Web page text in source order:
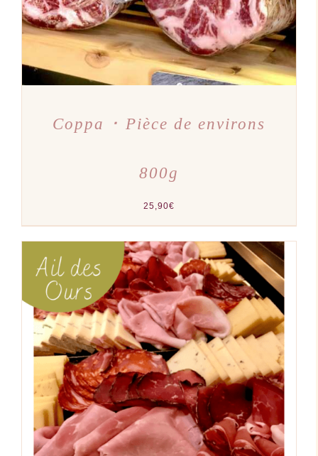
Coppa ･ Pièce de environs
800g
25,90€
AJOUTER AU PANIER
/
DÉTAILS